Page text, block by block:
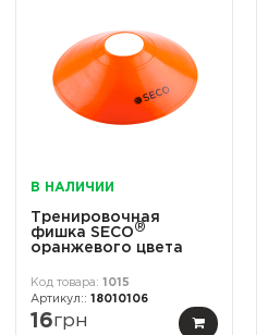
В НАЛИЧИИ
Тренировочная
фишка SECO®
оранжевого цвета
1015
18010106
16грн